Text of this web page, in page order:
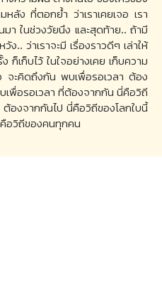
ลัง ที่ตอกย้ำ ว่าเราเคยเจอ เรา
มา ในช่วงวัยนึง และสุดท้าย.. ถ้ามี
.. ว่าเราจะมี เรื่องราวดีๆ เล่าให้
เก็บไว้ ในใจอย่างเคย เก็บความ
จะคิดถึงกัน พบเพื่อรอเวลา ต้อง
พื่อรอเวลา ที่ต้องจากกัน นี่คือวิถี
องจากกันไป นี่คือวิถีของโลกใบนี้
อวิถีของคนทุกคน